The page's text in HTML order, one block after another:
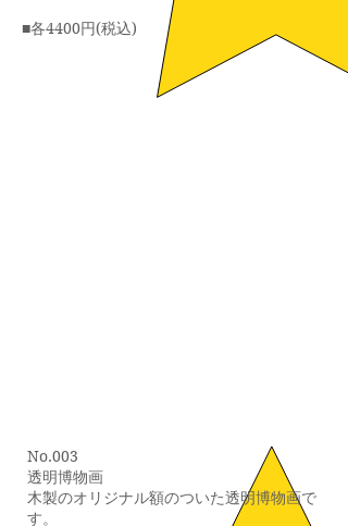
■各4400円(税込)
No.003
透明博物画
木製のオリジナル額のついた透明博物画で
す。